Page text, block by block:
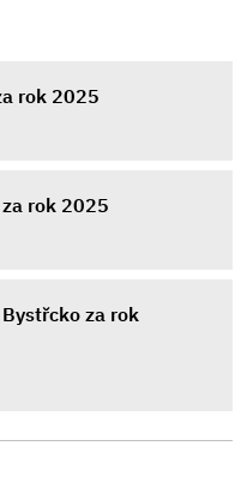
rok 2025
rok 2025
za rok